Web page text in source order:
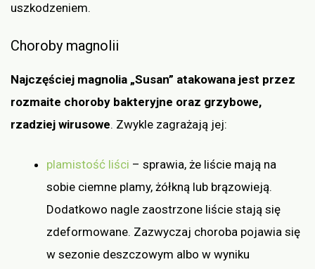
uszkodzeniem.
Choroby magnolii
Najczęściej magnolia „Susan” atakowana jest przez
rozmaite choroby bakteryjne oraz grzybowe,
rzadziej wirusowe. Zwykle zagrażają jej:
plamistość liści – sprawia, że liście mają na
sobie ciemne plamy, żółkną lub brązowieją.
Dodatkowo nagle zaostrzone liście stają się
zdeformowane. Zazwyczaj choroba pojawia się
w sezonie deszczowym albo w wyniku